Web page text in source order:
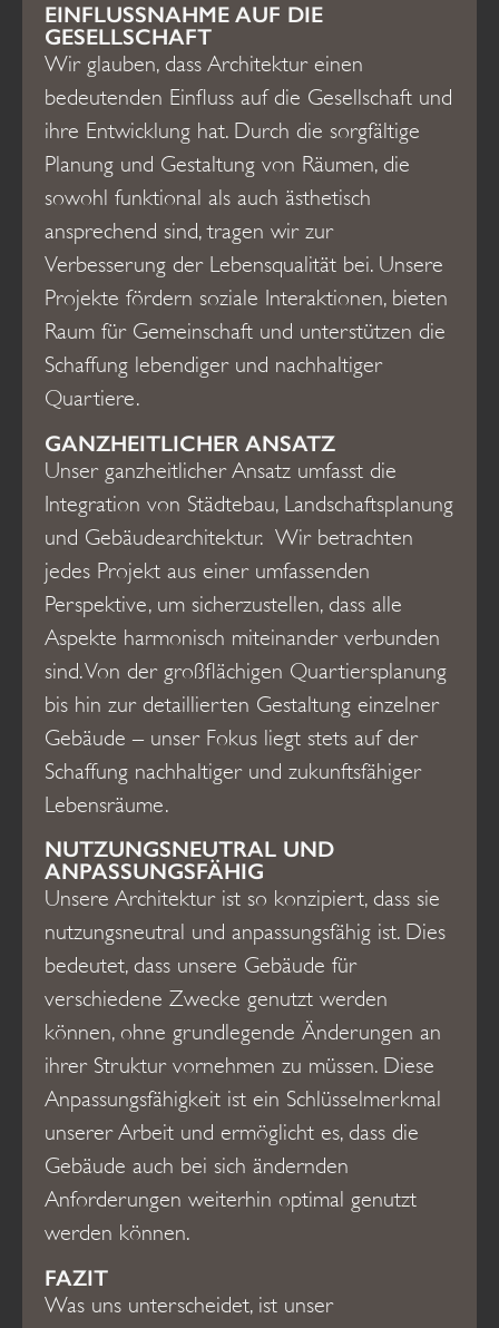
EINFLUSSNAHME AUF DIE
GESELLSCHAFT
Wir glauben, dass Architektur einen
bedeutenden Einfluss auf die Gesellschaft und
ihre Entwicklung hat. Durch die sorgfältige
Planung und Gestaltung von Räumen, die
sowohl funktional als auch ästhetisch
ansprechend sind, tragen wir zur
Verbesserung der Lebensqualität bei. Unsere
Projekte fördern soziale Interaktionen, bieten
Raum für Gemeinschaft und unterstützen die
Schaffung lebendiger und nachhaltiger
Quartiere.
GANZHEITLICHER ANSATZ
Unser ganzheitlicher Ansatz umfasst die
Integration von Städtebau, Landschaftsplanung
und Gebäudearchitektur. Wir betrachten
jedes Projekt aus einer umfassenden
Perspektive, um sicherzustellen, dass alle
Aspekte harmonisch miteinander verbunden
sind. Von der großflächigen Quartiersplanung
bis hin zur detaillierten Gestaltung einzelner
Gebäude – unser Fokus liegt stets auf der
Schaffung nachhaltiger und zukunftsfähiger
Lebensräume.
NUTZUNGSNEUTRAL UND
ANPASSUNGSFÄHIG
Unsere Architektur ist so konzipiert, dass sie
nutzungsneutral und anpassungsfähig ist. Dies
bedeutet, dass unsere Gebäude für
verschiedene Zwecke genutzt werden
können, ohne grundlegende Änderungen an
ihrer Struktur vornehmen zu müssen. Diese
Anpassungsfähigkeit ist ein Schlüsselmerkmal
unserer Arbeit und ermöglicht es, dass die
Gebäude auch bei sich ändernden
Anforderungen weiterhin optimal genutzt
werden können.
FAZIT
Was uns unterscheidet, ist unser